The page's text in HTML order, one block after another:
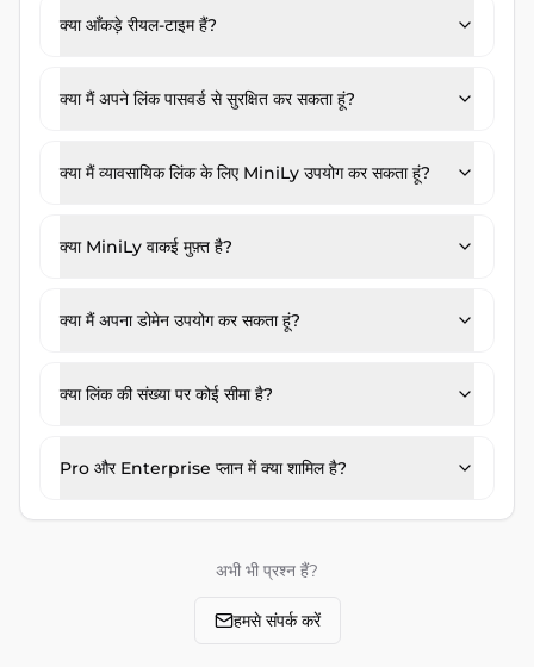
क्या आँकड़े रीयल-टाइम हैं?
क्या मैं अपने लिंक पासवर्ड से सुरक्षित कर सकता हूं?
क्या मैं व्यावसायिक लिंक के लिए MiniLy उपयोग कर सकता हूं?
क्या MiniLy वाकई मुफ़्त है?
क्या मैं अपना डोमेन उपयोग कर सकता हूं?
क्या लिंक की संख्या पर कोई सीमा है?
Pro और Enterprise प्लान में क्या शामिल है?
अभी भी प्रश्न हैं?
हमसे संपर्क करें